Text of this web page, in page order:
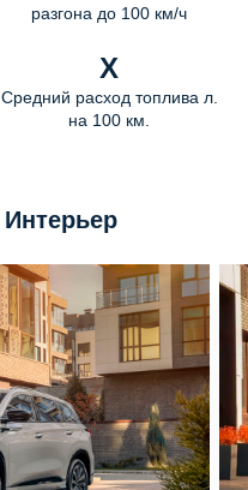
разгона до 100 км/ч
X
Средний расход топлива л.
на 100 км.
Интерьер